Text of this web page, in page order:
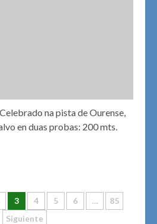
na pista de Ourense,
en duas probas: 200 mts.
3 4 5 6 …
85
Siguiente